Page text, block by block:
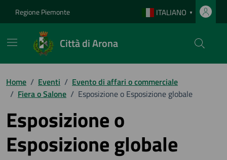
Regione Piemonte ITALIANO ▼
Città di Arona
Home / Eventi / Evento di affari o commerciale
/ Fiera o Salone / Esposizione o Esposizione globale
Esposizione o
Esposizione globale